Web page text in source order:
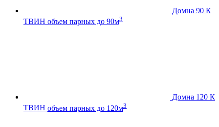
Домна 90 К
ТВИН объем парных до 90м3
Домна 120 К
ТВИН объем парных до 120м3